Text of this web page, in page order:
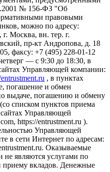
№ 156-ФЗ "Об
правовыми
можно по адресу:
Москва, вн. тер. г.
пр-кт Андропова, д. 18
факсу: +7 (495) 228-01-12
— c 9:30 до 18:30, в
Управляющей компании:
, в пунктах
погашение и обмен
выдаче, погашению и обмену
списком пунктов приема
Управляющей
https://entrustment.ru ).
Управляющей
в сети Интернет по адресам:
Оказываемые
являются услугами по
приему вкладов. Денежные